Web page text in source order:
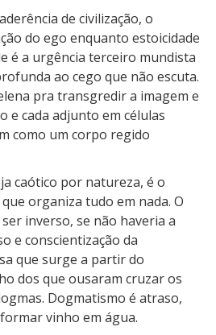
de civilização, o
do ego enquanto estoicidade
é a urgência terceiro mundista
ao cego que não escuta.
pra transgredir a imagem e
e cada adjunto em células
como um corpo regido
caótico por natureza, é o
organiza tudo em nada. O
inverso, se não haveria a
e conscientização da
que surge a partir do
dos que ousaram cruzar os
Dogmatismo é atraso,
vinho em água.